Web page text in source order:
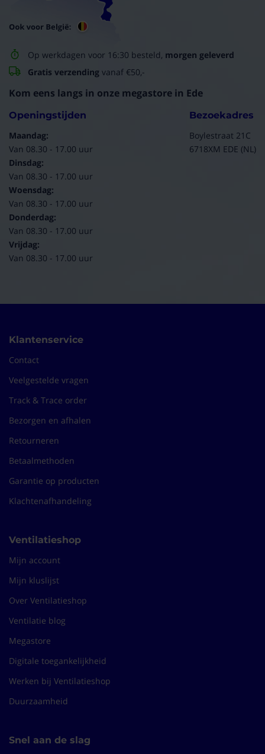
Op werkdagen voor 16:30 besteld, morgen geleverd
Gratis verzending vanaf €50,-
Kom eens langs in onze megastore in Ede
Openingstijden
Maandag:
Van 08.30 - 17.00 uur
Dinsdag:
Van 08.30 - 17.00 uur
Woensdag:
Van 08.30 - 17.00 uur
Donderdag:
Van 08.30 - 17.00 uur
Vrijdag:
Van 08.30 - 17.00 uur
Bezoekadres
Boylestraat 21C
6718XM EDE (NL)
Klantenservice
Contact
Veelgestelde vragen
Track & Trace order
Bezorgen en afhalen
Retourneren
Betaalmethoden
Garantie op producten
Klachtenafhandeling
Ventilatieshop
Mijn account
Mijn kluslijst
Over Ventilatieshop
Ventilatie blog
Megastore
Digitale toegankelijkheid
Werken bij Ventilatieshop
Duurzaamheid
Snel aan de slag